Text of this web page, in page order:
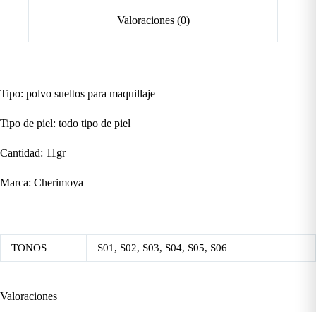
Valoraciones (0)
Tipo: polvo sueltos para maquillaje
Tipo de piel: todo tipo de piel
Cantidad: 11gr
Marca: Cherimoya
TONOS S01, S02, S03, S04, S05, S06
Valoraciones